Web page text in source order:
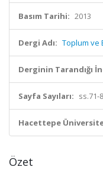
Basım Tarihi: 2013
Dergi Adı: Toplum ve
Derginin Tarandığı
Sayfa Sayıları: ss.71-
Hacettepe
Özet